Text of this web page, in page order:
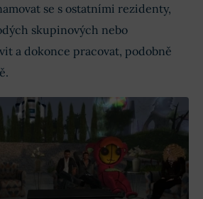
se s ostatními rezidenty,
skupinových nebo
a dokonce pracovat, podobně